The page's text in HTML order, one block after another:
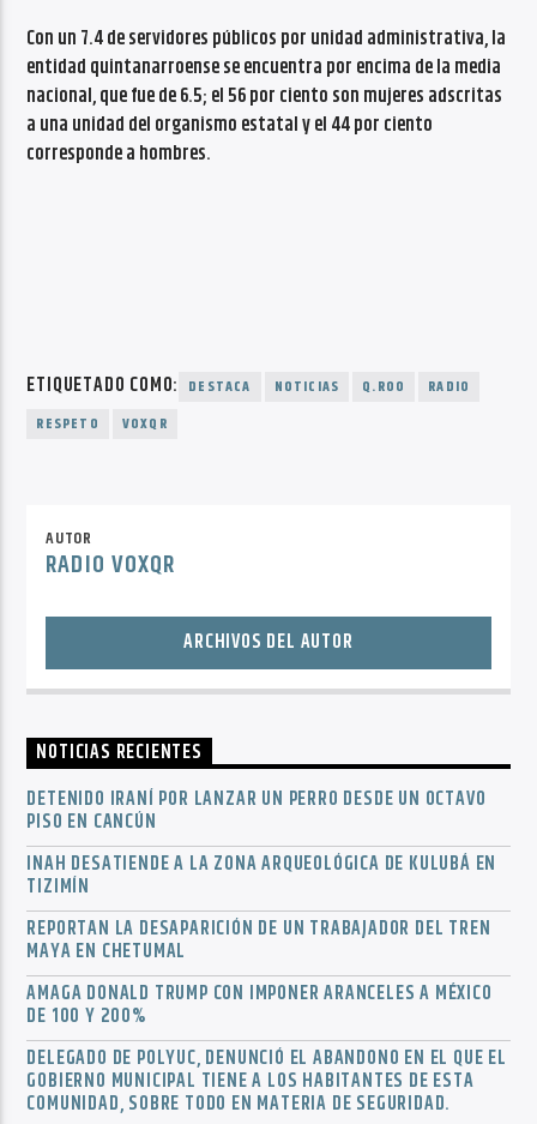
Con un 7.4 de servidores públicos por unidad administrativa, la
entidad quintanarroense se encuentra por encima de la media
nacional, que fue de 6.5; el 56 por ciento son mujeres adscritas
a una unidad del organismo estatal y el 44 por ciento
corresponde a hombres.
ETIQUETADO COMO: DESTACA NOTICIAS Q.ROO
RADIO
RESPETO
VOXQR
AUTOR
RADIO VOXQR
ARCHIVOS DEL AUTOR
NOTICIAS RECIENTES
DETENIDO IRANÍ POR LANZAR UN PERRO DESDE UN OCTAVO
PISO EN CANCÚN
INAH DESATIENDE A LA ZONA ARQUEOLÓGICA DE KULUBÁ EN
TIZIMÍN
REPORTAN LA DESAPARICIÓN DE UN TRABAJADOR DEL TREN
MAYA EN CHETUMAL
AMAGA DONALD TRUMP CON IMPONER ARANCELES A MÉXICO
DE 100 Y 200%
DELEGADO DE POLYUC, DENUNCIÓ EL ABANDONO EN EL QUE EL
GOBIERNO MUNICIPAL TIENE A LOS HABITANTES DE ESTA
COMUNIDAD, SOBRE TODO EN MATERIA DE SEGURIDAD.